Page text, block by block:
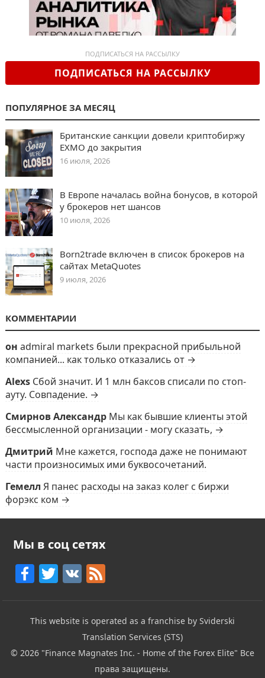
ПОДПИСАТЬСЯ НА РАССЫЛКУ
ПОДПИСАТЬСЯ НА РАССЫЛКУ
ПОПУЛЯРНОЕ ЗА МЕСЯЦ
Британские санкции довели криптобиржу
EXMO до закрытия
16 июля, 2026
В Европе началась война бонусов, в которой
у брокеров нет шансов
10 июля, 2026
Born2trade включен в список брокеров на
сайтах MetaQuotes
9 июля, 2026
КОММЕНТАРИИ
он admiral markets были прекрасной прибыльной
компанией... как только отказались от →
Alexs Сбой значит. И 1 млн баксов списали по стоп-
ауту. Совпадение. →
Смирнов Александр Мы как бывшие клиенты этой
бессмысленной организации - могу сказать, →
Дмитрий Мне кажется, господа даже не понимают
части произносимых ими буквосочетаний.
Гемелл Я панес расходы на заказ колег с биржи
форэкс ком →
Мы в соц сетях
F
c
e
b
T
itt
er
V F
e
d
This website is operated as a franchise by Sviderski
Translation Services (STS)
© 2026 "Finance Magnates Inc. - Home of the Forex Elite" Все
права защищены.